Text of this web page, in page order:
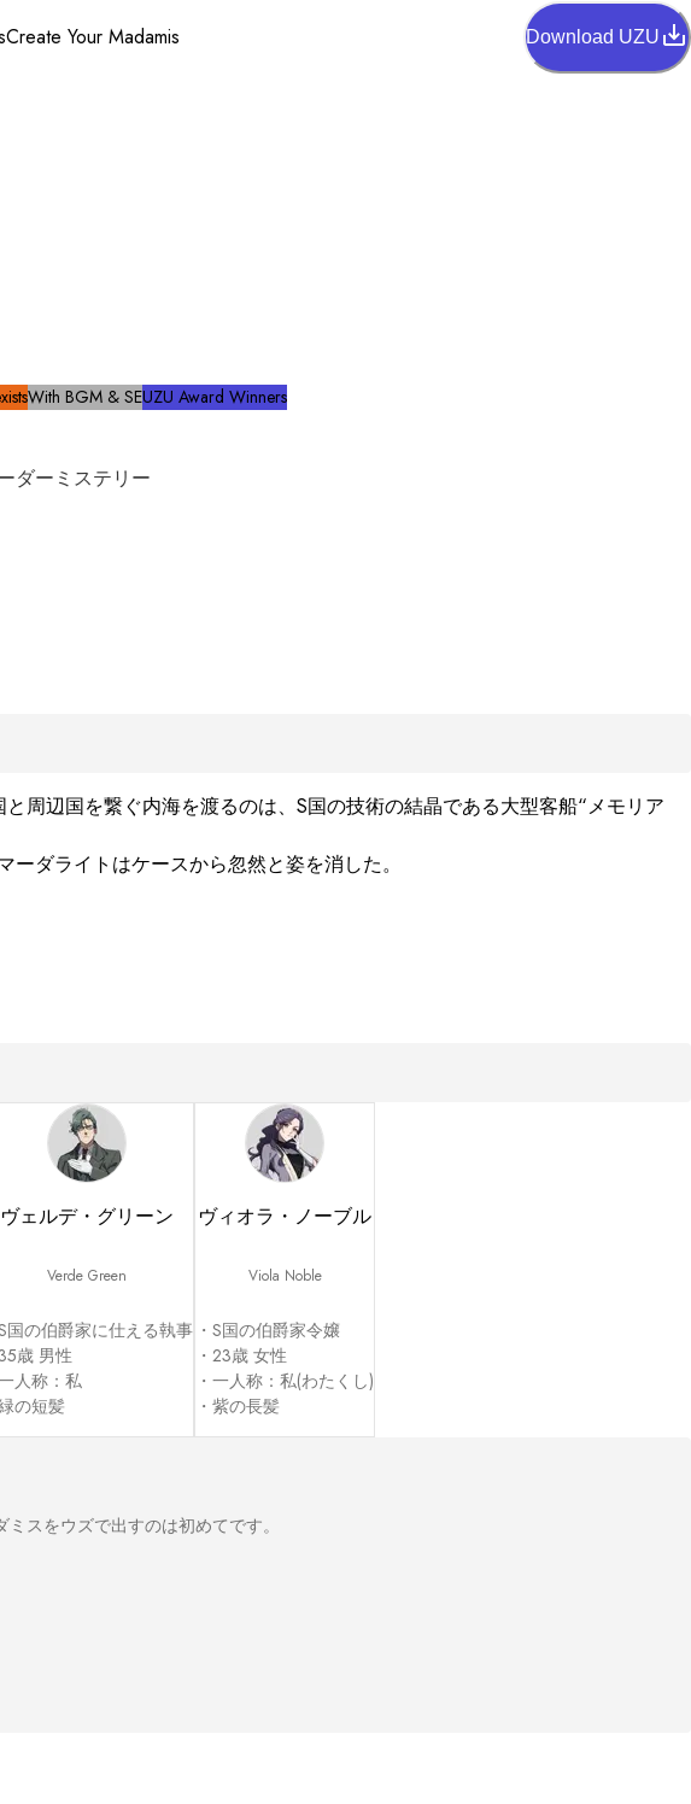
Create Your Madamis Download UZU
With BGM & SEUZU Award Winners
ダーミステリー
周辺国を繋ぐ内海を渡るのは、S国の技術の結晶である大型客船“メモリア
ダライトはケースから忽然と姿を消した。
ヴェルデ・グリーン
Verde Green
S国の伯爵家に仕える執事
歳 男性
人称：私
の短髪
ヴィオラ・ノーブル
Viola Noble
・S国の伯爵家令嬢
・23歳 女性
・一人称：私(わたくし)
・紫の長髪
スをウズで出すのは初めてです。